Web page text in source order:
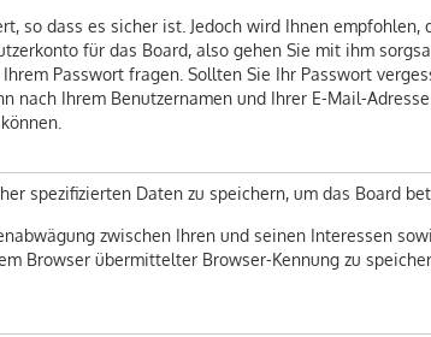
so dass es sicher ist. Jedoch wird Ihnen
für das Board, also gehen Sie mit ihm
Passwort fragen. Sollten Sie Ihr Passwort
nach Ihrem Benutzernamen und Ihrer E-Mail-
spezifizierten Daten zu speichern, um das Board
zwischen Ihren und seinen Interessen
Browser übermittelter Browser-Kennung zu